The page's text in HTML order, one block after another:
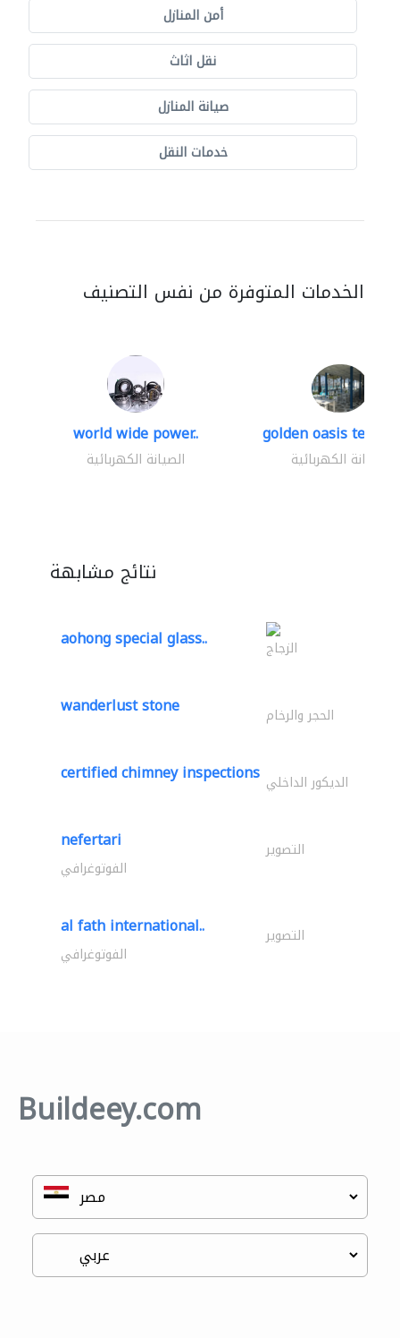
أمن المنازل
نقل اثاث
صيانة المنازل
خدمات النقل
الخدمات المتوفرة من نفس التصنيف
world wide power..
الصيانة الكهربائية
golden oasis
الصيانة الكهربائية
نتائج مشابهة
aohong special glass.. الزجاج
wanderlust stone الحجر والرخام
certified chimney inspections الديكور الداخلي
nefertari التصوير
الفوتوغرافي
al fath international.. التصوير
الفوتوغرافي
Buildeey.com